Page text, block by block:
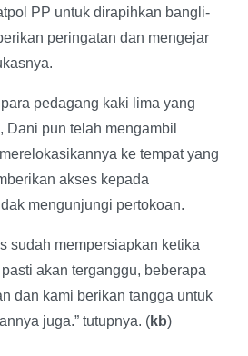
PP untuk dirapihkan bangli-
peringatan dan mengejar
pedagang kaki lima yang
Dani pun telah mengambil
ke tempat yang
akses kepada
mengunjungi pertokoan.
sudah mempersiapkan ketika
akan terganggu, beberapa
dan kami berikan tangga untuk
juga.” tutupnya. (kb)